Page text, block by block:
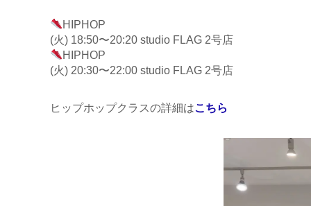
HIPHOP
(火) 18:50〜20:20 studio FLAG 2号店
HIPHOP
(火) 20:30〜22:00 studio FLAG 2号店
ヒップホップクラスの詳細はこちら